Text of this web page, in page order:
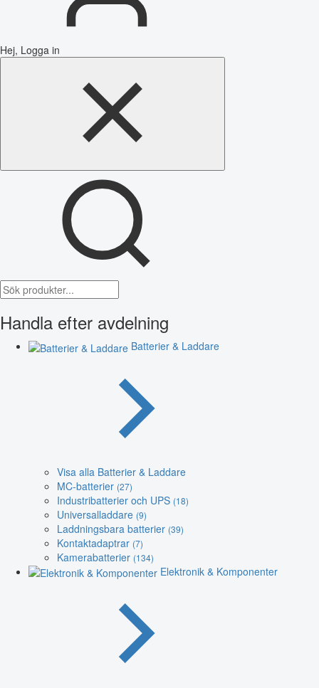
Hej, Logga in
Handla efter avdelning
Batterier & Laddare
Visa alla Batterier & Laddare
MC-batterier (27)
Industribatterier och UPS (18)
Universalladdare (9)
Laddningsbara batterier (39)
Kontaktadaptrar (7)
Kamerabatterier (134)
Elektronik & Komponenter